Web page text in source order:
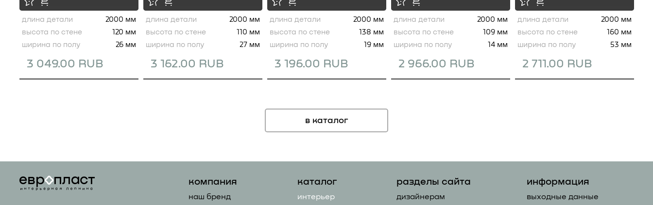
3 049.00 RUB
длина детали
2000 мм
высота по стене
120 мм
ширина по полу
26 мм
3 162.00 RUB
длина детали
2000 мм
высота по стене
110 мм
ширина по полу
27 мм
3 196.00 RUB
длина детали
2000 мм
высота по стене
138 мм
ширина по полу
19 мм
2 966.00 RUB
длина детали
2000 мм
высота по стене
109 мм
ширина по полу
14 мм
2 711.00 RUB
длина детали
2000 мм
высота по стене
160 мм
ширина по полу
53 мм
в каталог
компания
наш бренд
каталог
интерьер
разделы сайта
дизайнерам
информация
выходные данные